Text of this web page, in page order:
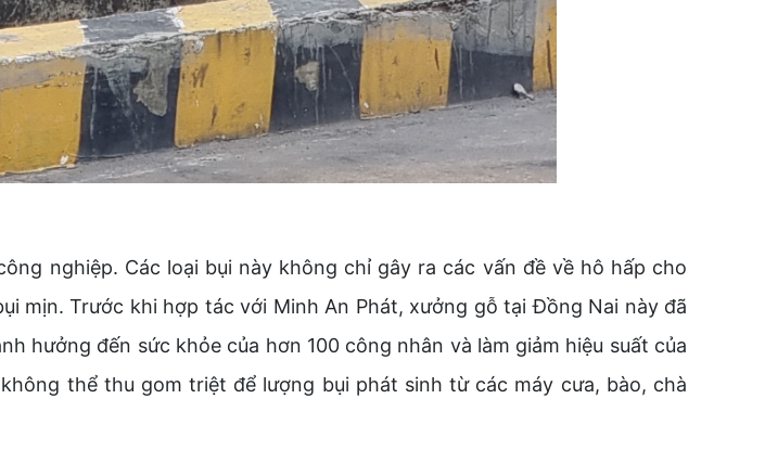
nghiệp. Các loại bụi này không chỉ gây ra các vấn đề về hô hấp cho
mịn. Trước khi hợp tác với Minh An Phát, xưởng gỗ tại Đồng Nai này đã
hưởng đến sức khỏe của hơn 100 công nhân và làm giảm hiệu suất của
thể thu gom triệt để lượng bụi phát sinh từ các máy cưa, bào, chà